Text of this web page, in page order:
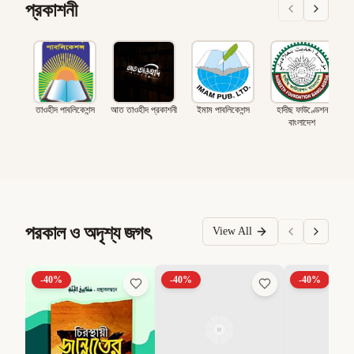
প্রকাশনী
তাওহীদ পাবলিকেশন্স আত তাওহীদ প্রকাশনী ইমাম পাবলিকেশন্স
হাদীছ ফাউণ্ডেশন
বাংলাদেশ
পরকাল ও অদৃশ্য জগৎ View All
-40% -40% -40%